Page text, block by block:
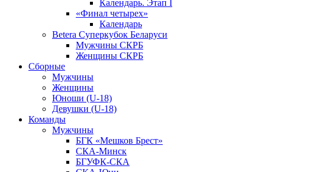
Календарь. Этап I
«Финал четырех»
Календарь
Betera Суперкубок Беларуси
Мужчины СКРБ
Женщины СКРБ
Сборные
Мужчины
Женщины
Юноши (U-18)
Девушки (U-18)
Команды
Мужчины
БГК «Мешков Брест»
СКА-Минск
БГУФК-СКА